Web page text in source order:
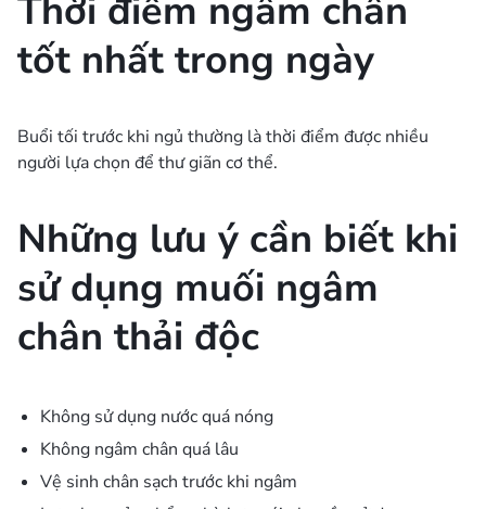
Thời điểm ngâm chân
tốt nhất trong ngày
Buổi tối trước khi ngủ thường là thời điểm được nhiều
người lựa chọn để thư giãn cơ thể.
Những lưu ý cần biết khi
sử dụng muối ngâm
chân thải độc
Không sử dụng nước quá nóng
Không ngâm chân quá lâu
Vệ sinh chân sạch trước khi ngâm